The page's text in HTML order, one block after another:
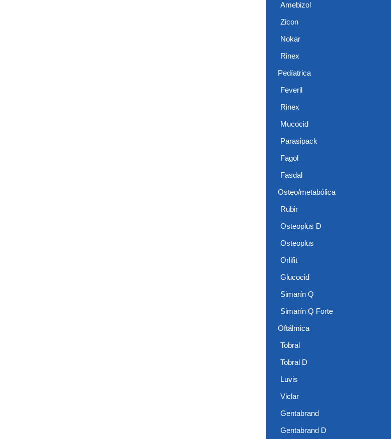
Amebizol
Zicon
Nokar
Rinex
Pedíatrica
Feveril
Rinex
Mucocid
Parasipack
Fagol
Fasdal
Osteo/metabólica
Rubir
Osteoplus D
Osteoplus
Orlifit
Glucocid
Simarín Q
Simarín Q Forte
Oftálmica
Tobral
Tobral D
Luvis
Viclar
Gentabrand
Gentabrand D